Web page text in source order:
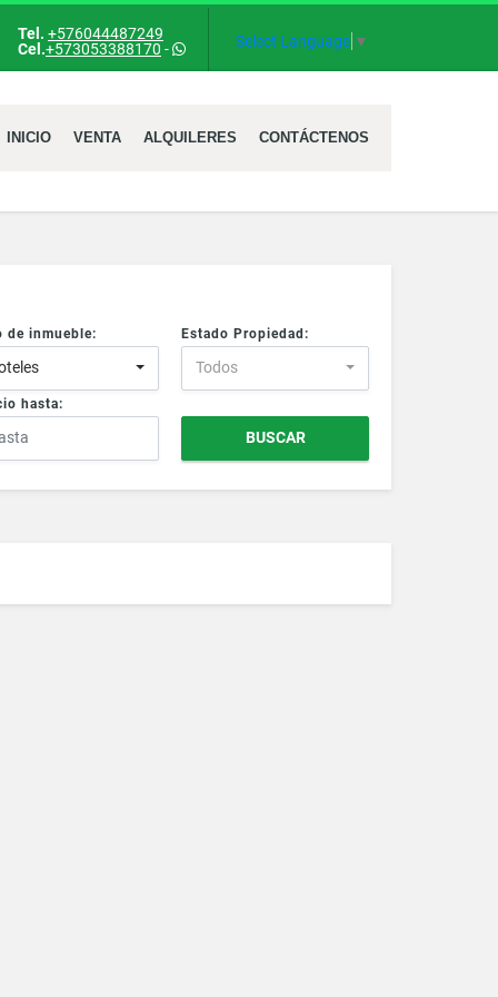
Tel. +576044487249
Cel.+573053388170 - Select Language ▼
INICIO VENTA ALQUILERES CONTÁCTENOS
de inmueble: Estado Propiedad:
Todos
hasta:
BUSCAR